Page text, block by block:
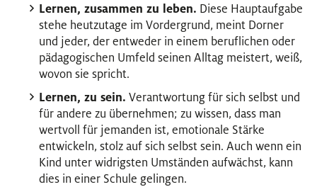
Lernen, zusammen zu leben. Diese Hauptaufgabe
stehe heutzutage im Vordergrund, meint Dorner
und jeder, der entweder in einem beruflichen oder
pädagogischen Umfeld seinen Alltag meistert, weiß,
wovon sie spricht.
Lernen, zu sein. Verantwortung für sich selbst und
für andere zu übernehmen; zu wissen, dass man
wertvoll für jemanden ist, emotionale Stärke
entwickeln, stolz auf sich selbst sein. Auch wenn ein
Kind unter widrigsten Umständen aufwächst, kann
dies in einer Schule gelingen.